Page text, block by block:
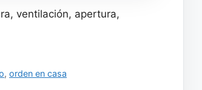
150 x 190 cm
ventilación, apertura,
,orden en casa